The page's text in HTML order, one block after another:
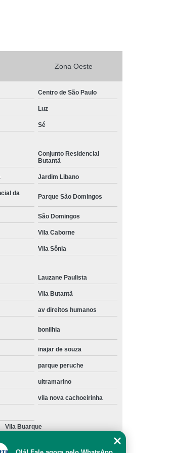
Conserto Placa Adega
de Geladeira Expositora
Geladeira Expositora Vertical
em Geladeira Expositora
Instalação de Fogão
de Fogão a Gas
Instalação Fogão de Embutir
de Lavar Samsung
Maquina de Lavar Roupa
Maquina Lavar e Seca
de Lavar Samsung
Roupa Instalação
Maquina Lava e Seca
Instalação Lava Seca
Lava e Seca
Manutenção de Fogão Cooktop
em Fogão
Zona Oeste
Centro de São Paulo
Luz
Sé
Conjunto Residencial
Butantã
Jardim Libano
da
Parque São Domingos
São Domingos
Vila Caborne
Vila Sônia
Lauzane Paulista
Vila Butantã
av direitos humanos
bonilhia
inajar de souza
parque peruche
ultramarino
vila nova cachoeirinha
Vila Buarque